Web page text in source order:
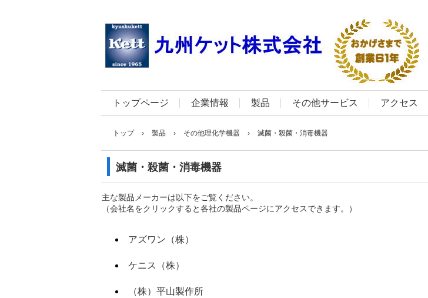
トップページ 企業情報 製品 その他サービス アクセス
トップ › 製品 › その他理化学機器 › 滅菌・殺菌・消毒機器
滅菌・殺菌・消毒機器
主な製品メーカーは以下をご覧ください。
（会社名をクリックすると各社の製品ページにアクセスできます。）
アズワン（株）
ケニス（株）
（株）平山製作所